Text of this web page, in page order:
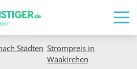
Städten Strompreis in
Waakirchen